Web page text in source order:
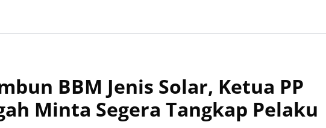
BBM Jenis Solar, Ketua PP
Minta Segera Tangkap Pelaku